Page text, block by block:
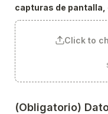
capturas de pantalla,
Click to
(Obligatorio)